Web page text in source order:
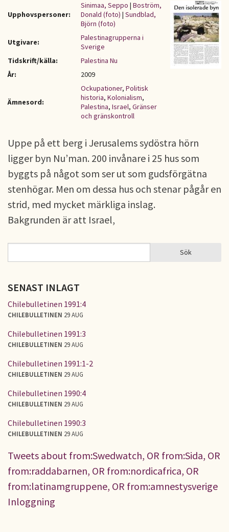
Upphovspersoner:
Sinimaa, Seppo | Boström,
Donald (foto) | Sundblad,
Björn (foto)
Utgivare:
Palestinagrupperna i
Sverige
Tidskrift/källa:
Palestina Nu
År:
2009
Ämnesord:
Ockupationer, Politisk
historia, Kolonialism,
Palestina, Israel, Gränser
och gränskontroll
Uppe på ett berg i Jerusalems sydöstra hörn
ligger byn Nu’man. 200 invånare i 25 hus som
byggts på något som ser ut som gudsförgätna
stenhögar. Men om dessa hus och stenar pågår en
strid, med mycket märkliga inslag.
Bakgrunden är att Israel,
SÖKFORMULÄR Sök
SENAST INLAGT
Chilebulletinen 1991:4
CHILEBULLETINEN 29 AUG
Chilebulletinen 1991:3
CHILEBULLETINEN 29 AUG
Chilebulletinen 1991:1-2
CHILEBULLETINEN 29 AUG
Chilebulletinen 1990:4
CHILEBULLETINEN 29 AUG
Chilebulletinen 1990:3
CHILEBULLETINEN 29 AUG
Tweets about from:Swedwatch, OR from:Sida, OR
from:raddabarnen, OR from:nordicafrica, OR
from:latinamgruppene, OR from:amnestysverige
Inloggning